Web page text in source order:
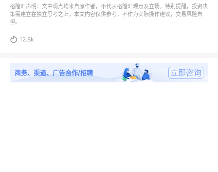
格隆汇声明：文中观点均来自原作者，不代表格隆汇观点及立场。特别提醒，投资决
策需建立在独立思考之上，本文内容仅供参考，不作为实际操作建议，交易风险自
担。
 12.8k
商务、渠道、广告合作/招聘 立即咨询